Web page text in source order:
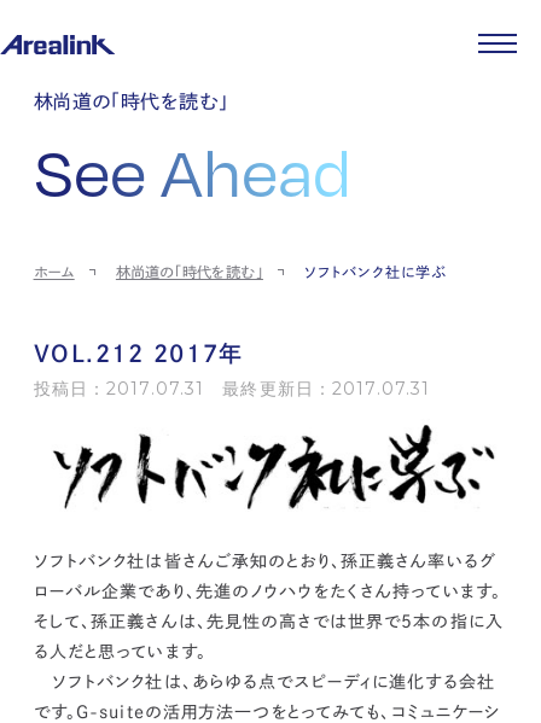
企業情報
企業理念
会社概要
コーポレートガバナンス
ストレージ事業
パートナー制度
土地権利整備事業
IR情報
IRカレンダー
IRポリシー
ストレージ室数実績
個人投資家の皆様へ
よくある質問・用語集
IRメール登録
ニュース
商品情報
先輩社員インタビュー
中途採用
お問い合わせ
asul
サイト
ーム
カスタマーハラスメントポリ
シー
プライバシーポリシー
情報セキュリティ・DX方針及び戦略
林尚道の「時代を読む」
See Ahead
ホーム 林尚道の「時代を読む」 ソフトバンク社に学ぶ
VOL.212 2017年
投稿日：2017.07.31 最終更新日：2017.07.31
ソフトバンク社は皆さんご承知のとおり、孫正義さん率いるグ
ローバル企業であり、先進のノウハウをたくさん持っています。
そして、孫正義さんは、先見性の高さでは世界で5本の指に入
る人だと思っています。
ソフトバンク社は、あらゆる点でスピーディに進化する会社
です。G-suiteの活用方法一つをとってみても、コミュニケーシ